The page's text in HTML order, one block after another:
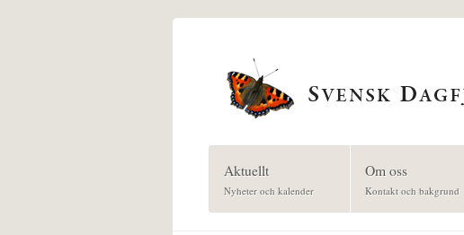
Aktuellt
Nyheter och kalender
Om oss
Kontakt och bakgrund